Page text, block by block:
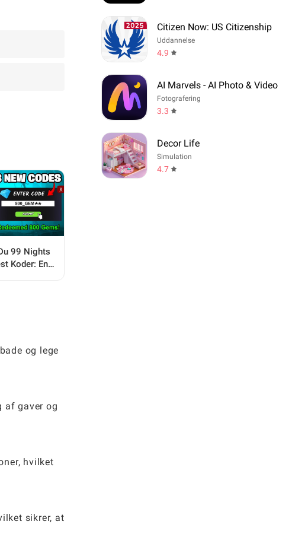
99 Nights
Koder: En
og lege
af gaver og
hvilket
sikrer, at
Citizen Now: US Citizenship
Uddannelse
4.9
AI Marvels - AI Photo & Video
Fotografering
3.3
Decor Life
Simulation
4.7